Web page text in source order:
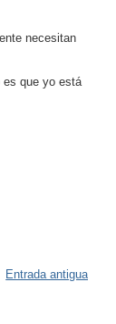
necesitan
es que yo está
Entrada antigua